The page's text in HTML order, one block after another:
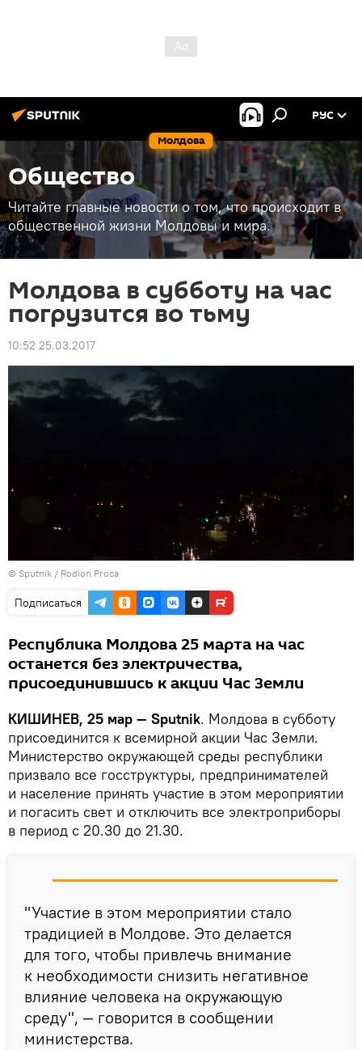
Молдова
РУС
Общество
Читайте главные новости о том, что происходит в
общественной жизни Молдовы и мира.
Молдова в субботу на час
погрузится во тьму
10:52 25.03.2017
© Sputnik / Rodion Proca
Подписаться
Республика Молдова 25 марта на час
останется без электричества,
присоединившись к акции Час Земли
КИШИНЕВ, 25 мар — Sputnik. Молдова в субботу
присоединится к всемирной акции Час Земли.
Министерство окружающей среды республики
призвало все госструктуры, предпринимателей
и население принять участие в этом мероприятии
и погасить свет и отключить все электроприборы
в период с 20.30 до 21.30.
"Участие в этом мероприятии стало
традицией в Молдове. Это делается
для того, чтобы привлечь внимание
к необходимости снизить негативное
влияние человека на окружающую
среду", — говорится в сообщении
министерства.